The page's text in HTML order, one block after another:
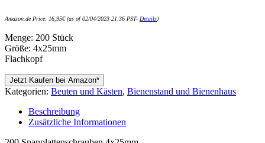
Amazon.de Price: 16,95€(as of 02/04/2023 21:36 PST- Details)
Menge: 200 Stück
Größe: 4x25mm
Flachkopf
Jetzt Kaufen bei Amazon*
Kategorien: Beuten und Kästen, Bienenstand und Bienenhaus
Beschreibung
Zusätzliche Informationen